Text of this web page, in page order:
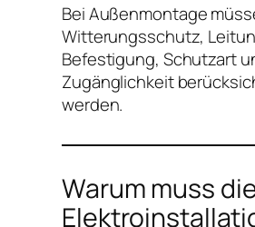
Bei Außenmontage
Witterungsschutz,
Befestigung, Schutzart
Zugänglichkeit
werden.
Warum muss